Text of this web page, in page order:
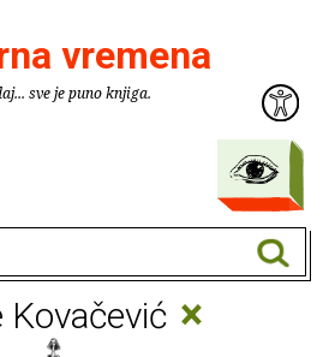
vremena
sve je puno knjiga.
Kovačević ×